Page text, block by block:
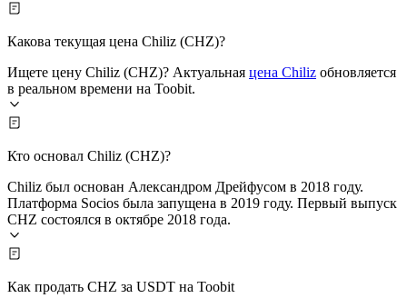
Какова текущая цена Chiliz (CHZ)?
Ищете цену Chiliz (CHZ)? Актуальная цена Chiliz обновляется
в реальном времени на Toobit.
Кто основал Chiliz (CHZ)?
Chiliz был основан Александром Дрейфусом в 2018 году.
Платформа Socios была запущена в 2019 году. Первый выпуск
CHZ состоялся в октябре 2018 года.
Как продать CHZ за USDT на Toobit